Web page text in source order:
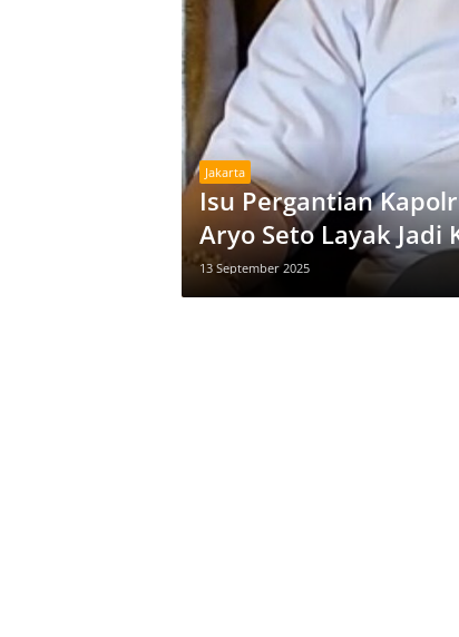
Jakarta
Isu Pergantian
Aryo Seto Layak Jadi
13 September 2025